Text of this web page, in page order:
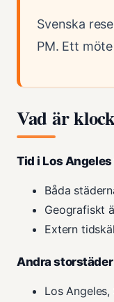
Svenska
PM. Ett
Vad är
Tid i Los
Båda
Geografiskt
Extern
Andra
Los